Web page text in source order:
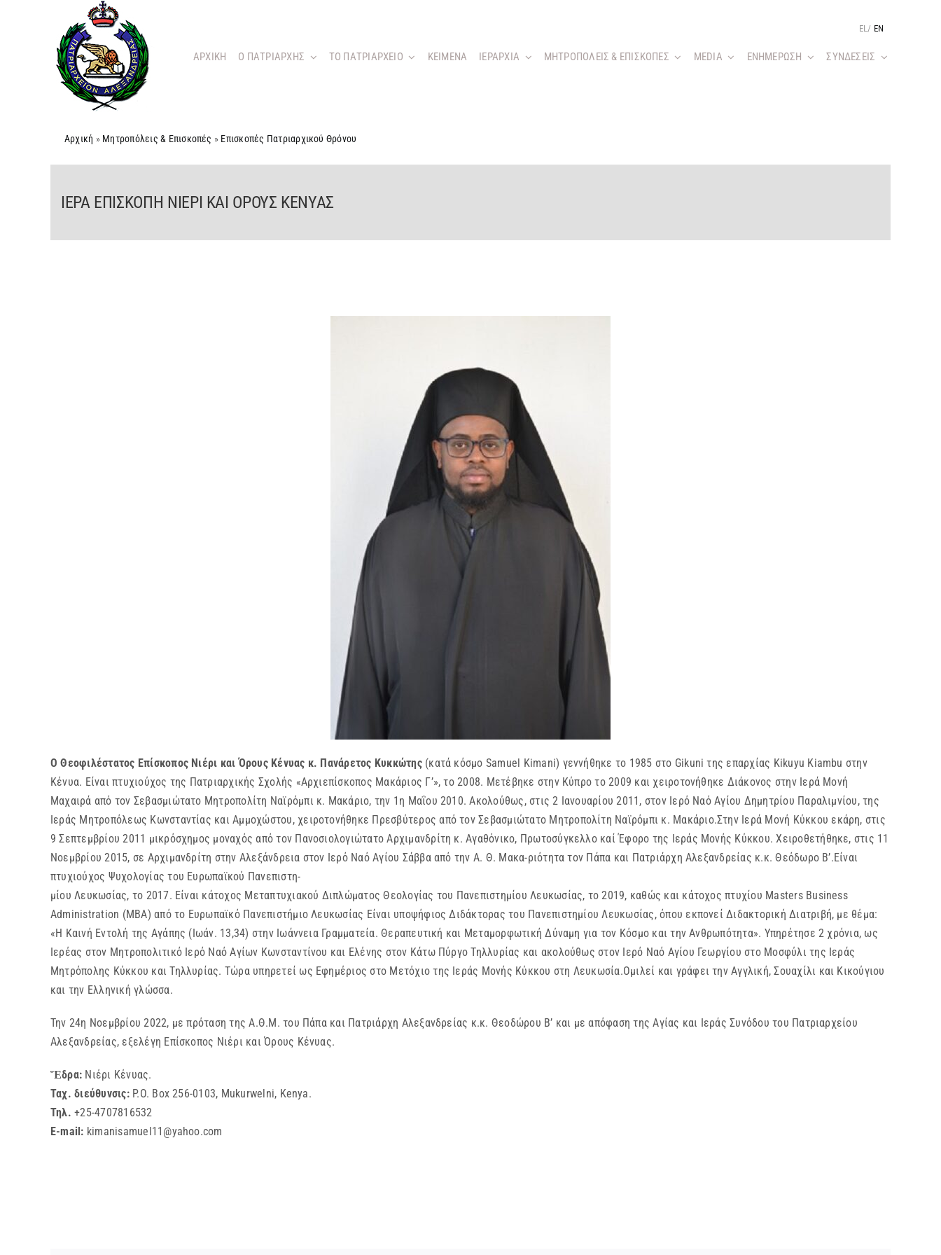
περιεχόμενο
EL / EN
ΑΡΧΙΚΗ O ΠΑΤΡΙΑΡΧΗΣ ΤΟ ΠΑΤΡΙΑΡΧΕΙΟ KEIMENA ΙΕΡΑΡΧΙΑ ΜΗΤΡΟΠΟΛΕΙΣ & ΕΠΙΣΚΟΠΕΣ MEDIA ΕΝΗΜΕΡΩΣΗ ΣΥΝΔΕΣΕΙΣ
Αρχική » Μητροπόλεις & Επισκοπές » Επισκοπές Πατριαρχικού Θρόνου
ΙΕΡΑ ΕΠΙΣΚΟΠΗ ΝΙΕΡΙ ΚΑΙ ΟΡΟΥΣ ΚΕΝΥΑΣ
Ο Θεοφιλέστατος Επίσκοπος Νιέρι και Όρους Κένυας κ. Πανάρετος Κυκκώτης(κατά κόσμο Samuel Kimani) γεννήθηκε το 1985 στο Gikuni της επαρχίας Kikuyu Kiambu στην
Κένυα. Είναι πτυχιούχος της Πατριαρχικής Σχολής «Αρχιεπίσκοπος Μακάριος Γ’», το 2008. Μετέβηκε στην Κύπρο το 2009 και χειροτονήθηκε Διάκονος στην Ιερά Μονή
Μαχαιρά από τον Σεβασμιώτατο Μητροπολίτη Ναϊρόμπι κ. Μακάριο, την 1η Μαΐου 2010. Ακολούθως, στις 2 Ιανουαρίου 2011, στον Ιερό Ναό Αγίου Δημητρίου Παραλιμνίου, της
Ιεράς Μητροπόλεως Κωνσταντίας και Αμμοχώστου, χειροτονήθηκε Πρεσβύτερος από τον Σεβασμιώτατο Μητροπολίτη Ναϊρόμπι κ. Μακάριο.Στην Ιερά Μονή Κύκκου εκάρη, στις
9 Σεπτεμβρίου 2011 μικρόσχημος μοναχός από τον Πανοσιολογιώτατο Αρχιμανδρίτη κ. Αγαθόνικο, Πρωτοσύγκελλο καί Έφορο της Ιεράς Μονής Κύκκου. Χειροθετήθηκε, στις 11
Νοεμβρίου 2015, σε Αρχιμανδρίτη στην Αλεξάνδρεια στον Ιερό Ναό Αγίου Σάββα από την Α. Θ. Μακα-ριότητα τον Πάπα και Πατριάρχη Αλεξανδρείας κ.κ. Θεόδωρο Β’.Είναι
πτυχιούχος Ψυχολογίας του Ευρωπαϊκού Πανεπιστη-
μίου Λευκωσίας, το 2017. Είναι κάτοχος Μεταπτυχιακού Διπλώματος Θεολογίας του Πανεπιστημίου Λευκωσίας, το 2019, καθώς και κάτοχος πτυχίου Masters Business
Administration (MBA) από το Ευρωπαϊκό Πανεπιστήμιο Λευκωσίας Είναι υποψήφιος Διδάκτορας του Πανεπιστημίου Λευκωσίας, όπου εκπονεί Διδακτορική Διατριβή, με θέμα:
«Η Καινή Εντολή της Αγάπης (Ιωάν. 13,34) στην Ιωάννεια Γραμματεία. Θεραπευτική και Μεταμορφωτική Δύναμη για τον Κόσμο και την Ανθρωπότητα». Υπηρέτησε 2 χρόνια, ως
Ιερέας στον Μητροπολιτικό Ιερό Ναό Αγίων Κωνσταντίνου και Ελένης στον Κάτω Πύργο Τηλλυρίας και ακολούθως στον Ιερό Ναό Αγίου Γεωργίου στο Μοσφύλι της Ιεράς
Μητρόπολης Κύκκου και Τηλλυρίας. Τώρα υπηρετεί ως Εφημέριος στο Μετόχιο της Ιεράς Μονής Κύκκου στη Λευκωσία.Ομιλεί και γράφει την Αγγλική, Σουαχίλι και Κικούγιου
και την Ελληνική γλώσσα.
Την 24η Νοεμβρίου 2022, με πρόταση της Α.Θ.Μ. του Πάπα και Πατριάρχη Αλεξανδρείας κ.κ. Θεοδώρου Β’ και με απόφαση της Αγίας και Ιεράς Συνόδου του Πατριαρχείου
Αλεξανδρείας, εξελέγη Επίσκοπος Νιέρι και Όρους Κένυας.
Ἕδρα: Νιέρι Κένυας.
Ταχ. διεύθυνσις:P.O. Box 256-0103, Mukurwelni, Kenya.
Τηλ. +25-4707816532
E-mail: kimanisamuel11@yahoo.com